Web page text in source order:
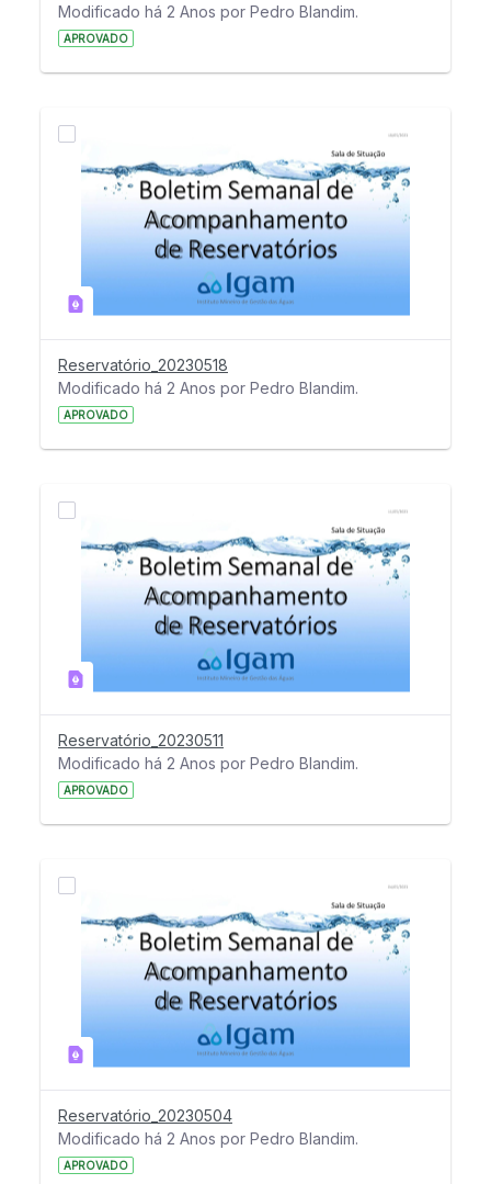
Modificado há 2 Anos por Pedro Blandim.
APROVADO
Reservatório_20230518
Modificado há 2 Anos por Pedro Blandim.
APROVADO
Reservatório_20230511
Modificado há 2 Anos por Pedro Blandim.
APROVADO
Reservatório_20230504
Modificado há 2 Anos por Pedro Blandim.
APROVADO